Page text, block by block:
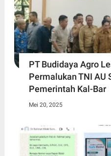
PT Budidaya Agro
Permalukan TNI AU
Pemerintah Kal-Bar
Mei 20, 2025